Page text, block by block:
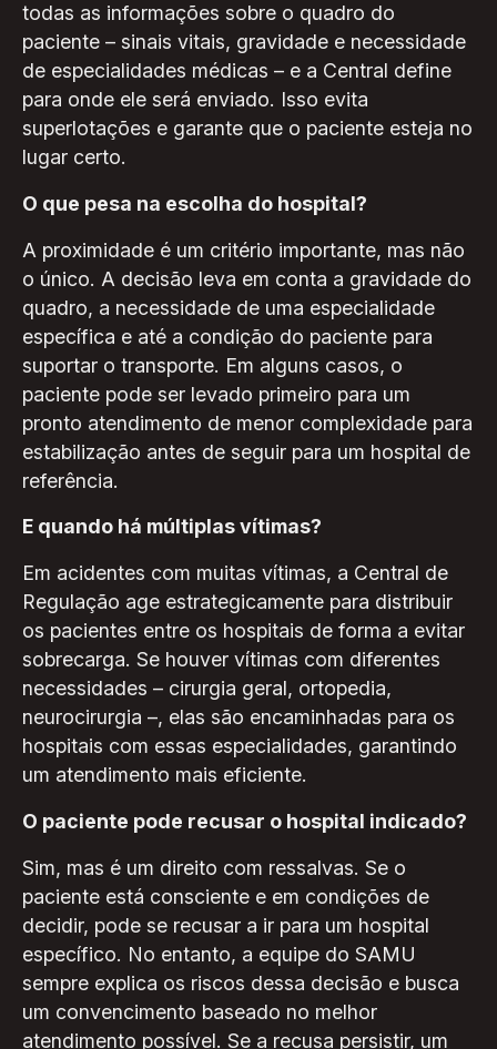
todas as informações sobre o quadro do
paciente – sinais vitais, gravidade e necessidade
de especialidades médicas – e a Central define
para onde ele será enviado. Isso evita
superlotações e garante que o paciente esteja no
lugar certo.
O que pesa na escolha do hospital?
A proximidade é um critério importante, mas não
o único. A decisão leva em conta a gravidade do
quadro, a necessidade de uma especialidade
específica e até a condição do paciente para
suportar o transporte. Em alguns casos, o
paciente pode ser levado primeiro para um
pronto atendimento de menor complexidade para
estabilização antes de seguir para um hospital de
referência.
E quando há múltiplas vítimas?
Em acidentes com muitas vítimas, a Central de
Regulação age estrategicamente para distribuir
os pacientes entre os hospitais de forma a evitar
sobrecarga. Se houver vítimas com diferentes
necessidades – cirurgia geral, ortopedia,
neurocirurgia –, elas são encaminhadas para os
hospitais com essas especialidades, garantindo
um atendimento mais eficiente.
O paciente pode recusar o hospital indicado?
Sim, mas é um direito com ressalvas. Se o
paciente está consciente e em condições de
decidir, pode se recusar a ir para um hospital
específico. No entanto, a equipe do SAMU
sempre explica os riscos dessa decisão e busca
um convencimento baseado no melhor
atendimento possível. Se a recusa persistir, um